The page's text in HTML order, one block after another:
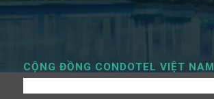
CỘNG ĐỒNG CONDOTEL VIỆT NAM